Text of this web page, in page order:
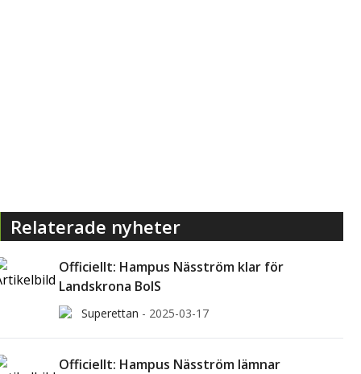
Relaterade nyheter
Officiellt: Hampus Näsström klar för
Landskrona BoIS
Superettan - 2025-03-17
Officiellt: Hampus Näsström lämnar